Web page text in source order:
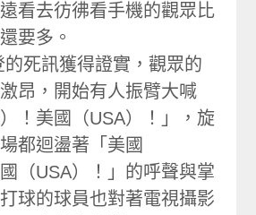
看去彷彿看手機的觀眾比
要多。
死訊獲得證實，觀眾的
昂，開始有人振臂大喊
）！美國（USA）！」，旋
都迴盪著「美國
國（USA）！」的呼聲與掌
球的球員也對著電視攝影